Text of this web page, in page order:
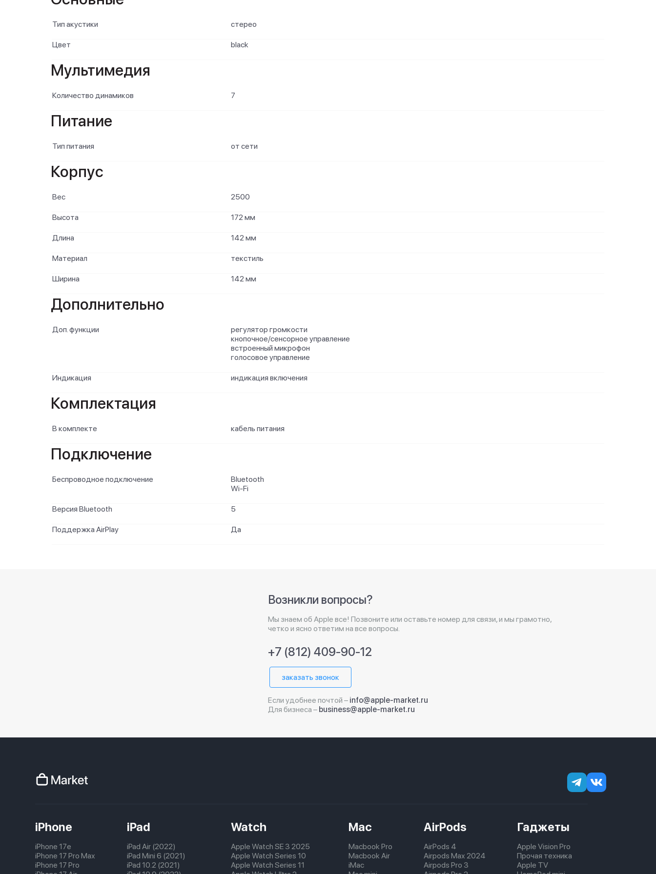
Тип акустики стерео
Цвет black
Мультимедия
Количество динамиков 7
Питание
Тип питания от сети
Корпус
Вес 2500
Высота 172 мм
Длина 142 мм
Материал текстиль
Ширина 142 мм
Дополнительно
Доп. функции
регулятор громкости
кнопочное/сенсорное управление
встроенный микрофон
голосовое управление
Индикация индикация включения
Комплектация
В комплекте кабель питания
Подключение
Беспроводное подключение
Bluetooth
Wi-Fi
Версия Bluetooth 5
Поддержка AirPlay Да
Возникли вопросы?
Мы знаем об Apple все! Позвоните или оставьте номер для связи, и мы грамотно,
четко и ясно ответим на все вопросы.
+7 (812) 409-90-12
заказать звонок
Если удобнее почтой – info@apple-market.ru
Для бизнеса – business@apple-market.ru
iPhone
iPhone 17e
iPhone 17 Pro Max
iPhone 17 Pro
iPad
iPad Air (2022)
iPad Mini 6 (2021)
iPad 10.2 (2021)
Watch
Apple Watch SE 3 2025
Apple Watch Series 10
Apple Watch Series 11
Mac
Macbook Pro
Macbook Air
iMac
AirPods
AirPods 4
Airpods Max 2024
Airpods Pro 3
Гаджеты
Apple Vision Pro
Прочая техника
Apple TV